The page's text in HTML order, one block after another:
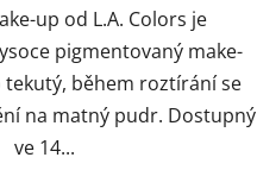
hvězdiček.
up od L.A. Colors je
pigmentovaný make-
tekutý, během roztírání se
na matný pudr. Dostupný
ve 14...